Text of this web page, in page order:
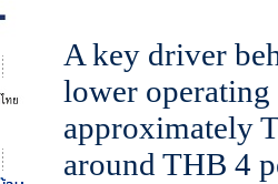
A key driver
lower
approximately
around THB 4